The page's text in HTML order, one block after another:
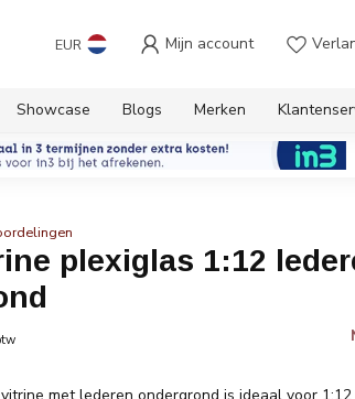
EUR Mijn account
Showcase Blogs Merken
plexiglas 1:12